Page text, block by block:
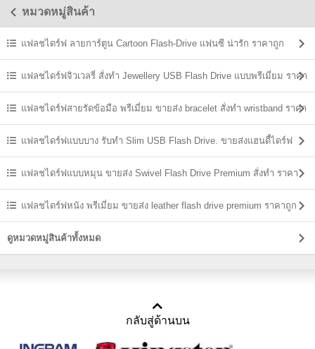
หมวดหมู่สินค้า
แฟลชไดร์ฟ ลายการ์ตูน Cartoon Flash-Drive แฟนซี น่ารัก ราคาถูก
แฟลชไดร์ฟจิวเวลรี่ สั่งทำ Jewellery USB Flash Drive แบบพรีเมี่ยม ราคา
ส่ง แฟลชไดร์ฟสายรัดข้อมือ พรีเมี่ยม ขายส่ง bracelet สั่งทำ wristband ราคา
ถูก แฟลชไดร์ฟแบบบาง รับทำ Slim USB Flash Drive. ขายส่งแฮนดี้ไดร์ฟ
ราคาถูกแฟลชไดร์ฟแบบหมุน ขายส่ง Swivel Flash Drive Premium สั่งทำ ราคา
ถูก แฟลชไดร์ฟหนัง พรีเมี่ยม ขายส่ง leather flash drive premium ราคาถูก
ดูหมวดหมู่สินค้าทั้งหมด
กลับสู่ด้านบน